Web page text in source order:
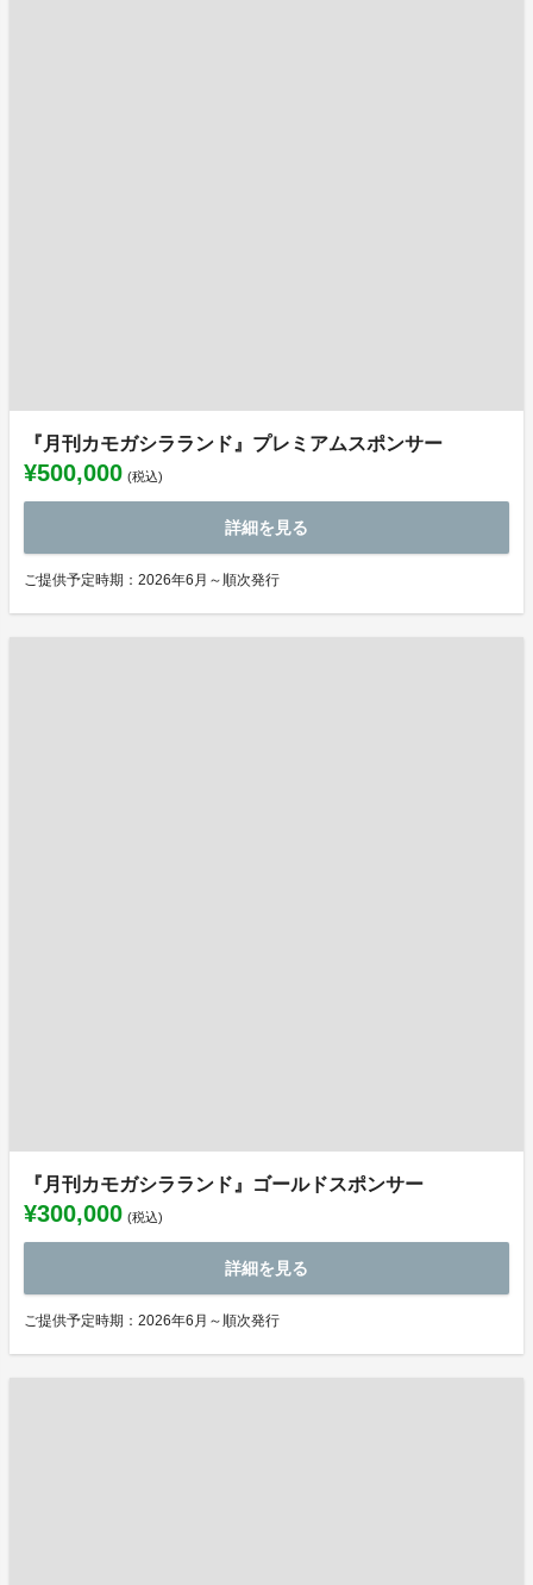
『月刊カモガシラランド』プレミアムスポンサー
¥500,000 (税込)
詳細を見る
ご提供予定時期：2026年6月～順次発行
『月刊カモガシラランド』ゴールドスポンサー
¥300,000 (税込)
詳細を見る
ご提供予定時期：2026年6月～順次発行